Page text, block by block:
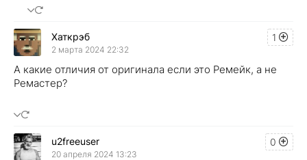
1
Хаткрэб
2 марта 2024 22:32
А какие отличия от оригинала если это Ремейк, а не
Ремастер?
0
u2freeuser
20 апреля 2024 13:23